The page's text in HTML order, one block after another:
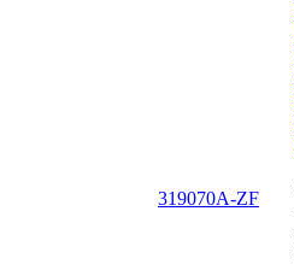
319070A-ZF